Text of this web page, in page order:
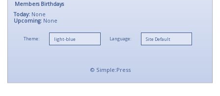
Members Birthdays
Today: None
Upcoming: None
Theme: Language:
© Simple:Press